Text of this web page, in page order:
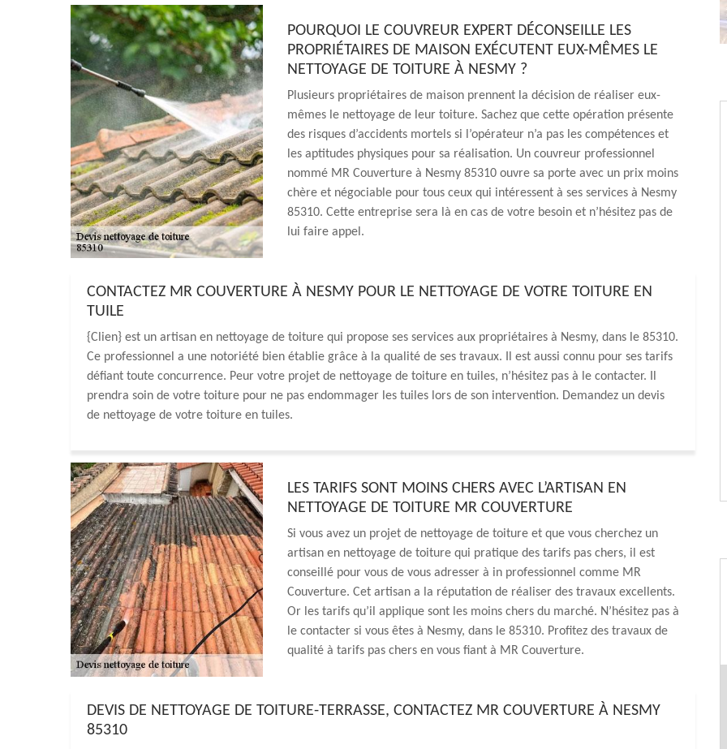
POURQUOI LE COUVREUR EXPERT DÉCONSEILLE LES
PROPRIÉTAIRES DE MAISON EXÉCUTENT EUX-MÊMES LE
NETTOYAGE DE TOITURE À NESMY ?
Plusieurs propriétaires de maison prennent la décision de réaliser eux-
mêmes le nettoyage de leur toiture. Sachez que cette opération présente
des risques d’accidents mortels si l’opérateur n’a pas les compétences et
les aptitudes physiques pour sa réalisation. Un couvreur professionnel
nommé MR Couverture à Nesmy 85310 ouvre sa porte avec un prix moins
chère et négociable pour tous ceux qui intéressent à ses services à Nesmy
85310. Cette entreprise sera là en cas de votre besoin et n’hésitez pas de
lui faire appel.
CONTACTEZ MR COUVERTURE À NESMY POUR LE NETTOYAGE DE VOTRE TOITURE EN
TUILE
{Clien} est un artisan en nettoyage de toiture qui propose ses services aux propriétaires à Nesmy, dans le 85310.
Ce professionnel a une notoriété bien établie grâce à la qualité de ses travaux. Il est aussi connu pour ses tarifs
défiant toute concurrence. Peur votre projet de nettoyage de toiture en tuiles, n’hésitez pas à le contacter. Il
prendra soin de votre toiture pour ne pas endommager les tuiles lors de son intervention. Demandez un devis
de nettoyage de votre toiture en tuiles.
LES TARIFS SONT MOINS CHERS AVEC L’ARTISAN EN
NETTOYAGE DE TOITURE MR COUVERTURE
Si vous avez un projet de nettoyage de toiture et que vous cherchez un
artisan en nettoyage de toiture qui pratique des tarifs pas chers, il est
conseillé pour vous de vous adresser à in professionnel comme MR
Couverture. Cet artisan a la réputation de réaliser des travaux excellents.
Or les tarifs qu’il applique sont les moins chers du marché. N’hésitez pas à
le contacter si vous êtes à Nesmy, dans le 85310. Profitez des travaux de
qualité à tarifs pas chers en vous fiant à MR Couverture.
DEVIS DE NETTOYAGE DE TOITURE-TERRASSE, CONTACTEZ MR COUVERTURE À NESMY
85310